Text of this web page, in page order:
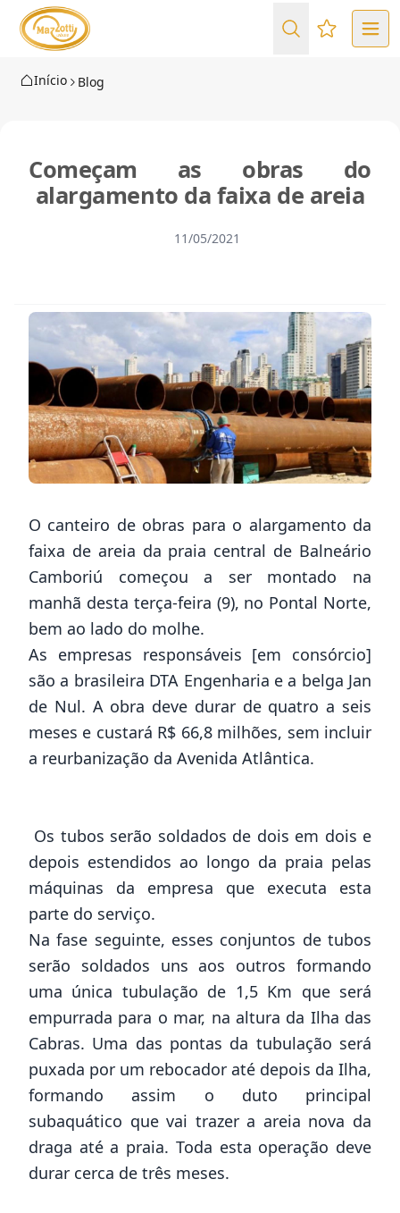
Favoritos
Início Blog
Começam as obras do
alargamento da faixa de areia
11/05/2021
O canteiro de obras para o alargamento da
faixa de areia da praia central de Balneário
Camboriú começou a ser montado na
manhã desta terça-feira (9), no Pontal Norte,
bem ao lado do molhe.
As empresas responsáveis [em consórcio]
são a brasileira DTA Engenharia e a belga Jan
de Nul. A obra deve durar de quatro a seis
meses e custará R$ 66,8 milhões, sem incluir
a reurbanização da Avenida Atlântica.
Os tubos serão soldados de dois em dois e
depois estendidos ao longo da praia pelas
máquinas da empresa que executa esta
parte do serviço.
Na fase seguinte, esses conjuntos de tubos
serão soldados uns aos outros formando
uma única tubulação de 1,5 Km que será
empurrada para o mar, na altura da Ilha das
Cabras. Uma das pontas da tubulação será
puxada por um rebocador até depois da Ilha,
formando assim o duto principal
subaquático que vai trazer a areia nova da
draga até a praia. Toda esta operação deve
durar cerca de três meses.